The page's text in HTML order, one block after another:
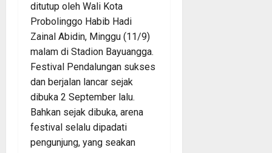
ditutup oleh Wali Kota
Probolinggo Habib Hadi
Zainal Abidin, Minggu (11/9)
malam di Stadion Bayuangga.
Festival Pendalungan sukses
dan berjalan lancar sejak
dibuka 2 September lalu.
Bahkan sejak dibuka, arena
festival selalu dipadati
pengunjung, yang seakan